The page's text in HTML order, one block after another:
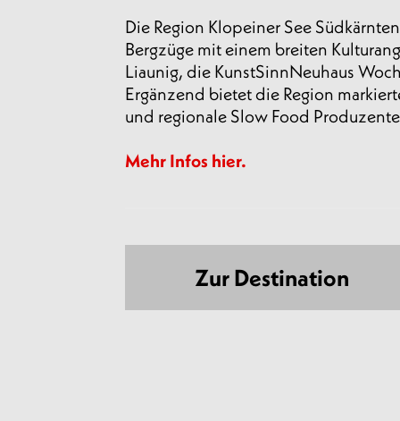
Die Region Klopeiner See
Bergzüge mit einem breiten
Liaunig, die KunstSinnNeuhaus
Ergänzend bietet die Region
und regionale Slow Food
Mehr Infos hier.
Zur Destination